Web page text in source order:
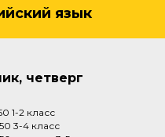
язык
четверг
1-2 класс
3-4 класс